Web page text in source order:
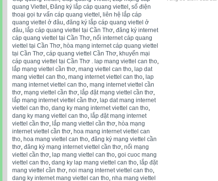
quang Viettel , Đăng ký lắp cáp quang viettel , số điện
thoại gọi tư vấn cáp quang viettel , liên hệ lắp cáp
quang viettel ở đâu, đăng ký lắp cáp quang viettel ở
đâu, lắp cáp quang viettel tại Cần Thơ, đăng ký internet
cáp quang viettel tại Cần Thơ, nối internet cáp quang
viettel tại Cần Thơ, hòa mạng internet cáp quang viettel
tại Cần Thơ, cáp quang viettel Cần Thơ, khuyến mại
cáp quang viettel tại Cần Thơ . lap mang viettel can tho,
lắp mạng viettel cần thơ, mang viettel can tho, lap dat
mang viettel can tho, mang internet viettel can tho, lap
mang internet viettel can tho, mạng internet viettel cần
thơ, mạng viettel cần thơ, lắp đặt mạng viettel cần thơ,
lắp mạng internet viettel cần thơ, lap dat mang internet
viettel can tho, dang ky mang internet viettel can tho,
dang ky mang viettel can tho, lắp đặt mạng internet
viettel cần thơ, lắp mang viettel cần thơ, hòa mạng
internet viettel cần thơ, hoa mang internet viettel can
tho, hoa mang viettel can tho, đăng ký mạng viettel cần
thơ, đăng ký mạng internet viettel cần thơ, nối mạng
viettel cần thơ, lap mang viettel can tho, goi cuoc mang
viettel can tho, dang ky lap mang viettel can tho, lắp đặt
mang viettel cần thơ, noi mang internet viettel can tho,
dang ky internet mang viettel can tho, nha mang viettel